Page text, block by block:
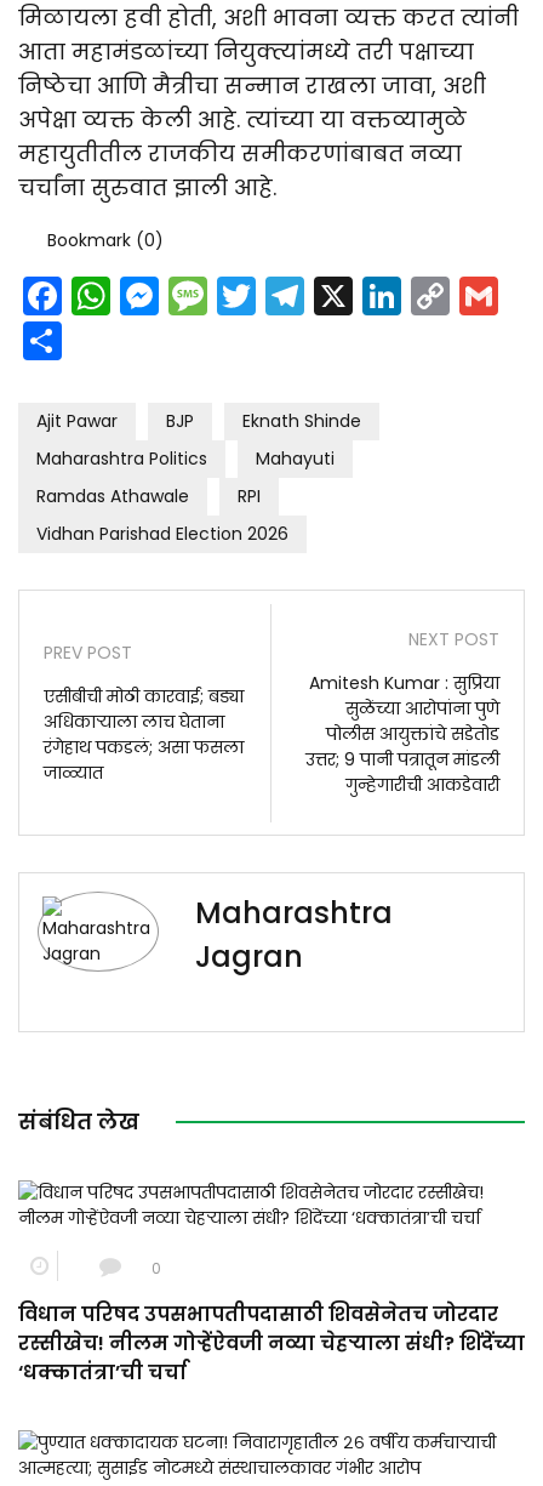
मिळायला हवी होती, अशी भावना व्यक्त करत त्यांनी
आता महामंडळांच्या नियुक्त्यांमध्ये तरी पक्षाच्या
निष्ठेचा आणि मैत्रीचा सन्मान राखला जावा, अशी
अपेक्षा व्यक्त केली आहे. त्यांच्या या वक्तव्यामुळे
महायुतीतील राजकीय समीकरणांबाबत नव्या
चर्चांना सुरुवात झाली आहे.
Bookmark (0)
Facebook
WhatsApp
Messenger
Message
Twitter
Telegram
X
Link
Ajit Pawar BJP
Eknath Shinde
Maharashtra Politics
Mahayuti
Ramdas Athawale
RPI
Vidhan Parishad Election 2026
PREV POST
एसीबीची मोठी कारवाई; बड्या
अधिकाऱ्याला लाच घेताना
रंगेहाथ पकडलं; असा फसला
जाळ्यात
NEXT POST
Amitesh Kumar : सुप्रिया
सुळेंच्या आरोपांना पुणे
पोलीस आयुक्तांचे सडेतोड
उत्तर; 9 पानी पत्रातून मांडली
गुन्हेगारीची आकडेवारी
Maharashtra
Jagran
संबंधित लेख
0
विधान परिषद उपसभापतीपदासाठी शिवसेनेतच जोरदार
रस्सीखेच! नीलम गोऱ्हेंऐवजी नव्या चेहऱ्याला संधी? शिंदेंच्या
‘धक्कातंत्रा’ची चर्चा